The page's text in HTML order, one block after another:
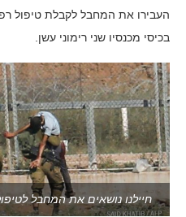
העבירו את המחבל לקבלת טיפול
בכיסי מכנסיו שני רימוני עשן.
חיילנו נושאים את המחבל